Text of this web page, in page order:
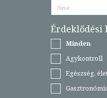
Érdeklődési
Minden
Agykontroll
Egészség,